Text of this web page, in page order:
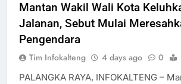
Mantan Wakil Wali Kota
Jalanan, Sebut Mulai
Pengendara
Tim Infokalteng 4 days ago 0
PALANGKA RAYA, INFOKALTENG –